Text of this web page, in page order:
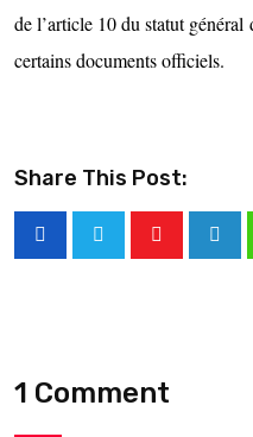
de l’article 10 du statut
certains documents officiels.
Share This Post:
1 Comment